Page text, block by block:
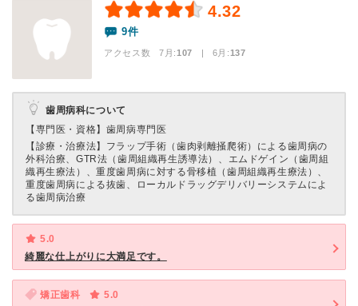
4.32
9件
アクセス数 7月:107 | 6月:137
歯周病科について
【専門医・資格】 歯周病専門医
【診療・治療法】 フラップ手術（歯肉剥離掻爬術）による歯周病の
外科治療、GTR法（歯周組織再生誘導法）、エムドゲイン（歯周組
織再生療法）、重度歯周病に対する骨移植（歯周組織再生療法）、
重度歯周病による抜歯、ローカルドラッグデリバリーシステムによ
る歯周病治療
5.0
綺麗な仕上がりに大満足です。
矯正歯科
5.0